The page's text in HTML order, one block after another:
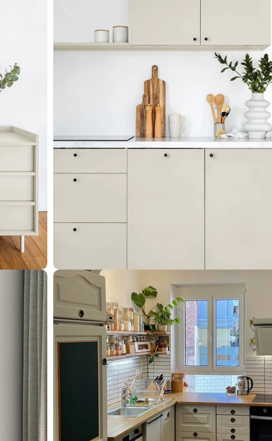
Öffnen Sie das Medium 3 im Modalformat
Öffnen Sie das Medium 5 im Modalformat